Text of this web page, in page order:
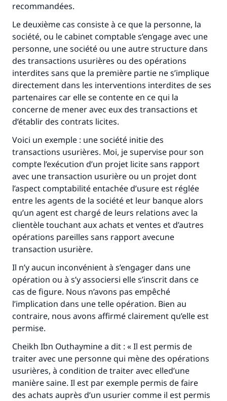
recommandées.
Le deuxième cas consiste à ce que la personne, la
société, ou le cabinet comptable s’engage avec une
personne, une société ou une autre structure dans
des transactions usurières ou des opérations
interdites sans que la première partie ne s’implique
directement dans les interventions interdites de ses
partenaires car elle se contente en ce qui la
concerne de mener avec eux des transactions et
d’établir des contrats licites.
Voici un exemple : une société initie des
transactions usurières. Moi, je supervise pour son
compte l’exécution d’un projet licite sans rapport
avec une transaction usurière ou un projet dont
l’aspect comptabilité entachée d’usure est réglée
entre les agents de la société et leur banque alors
qu’un agent est chargé de leurs relations avec la
clientèle touchant aux achats et ventes et d’autres
opérations pareilles sans rapport avecune
transaction usurière.
Il n’y aucun inconvénient à s’engager dans une
opération ou à s’y associersi elle s’inscrit dans ce
cas de figure. Nous n’avons pas empêché
l’implication dans une telle opération. Bien au
contraire, nous avons affirmé clairement qu’elle est
permise.
Cheikh Ibn Outhaymine a dit : « Il est permis de
traiter avec une personne qui mène des opérations
usurières, à condition de traiter avec elled’une
manière saine. Il est par exemple permis de faire
des achats auprès d’un usurier comme il est permis